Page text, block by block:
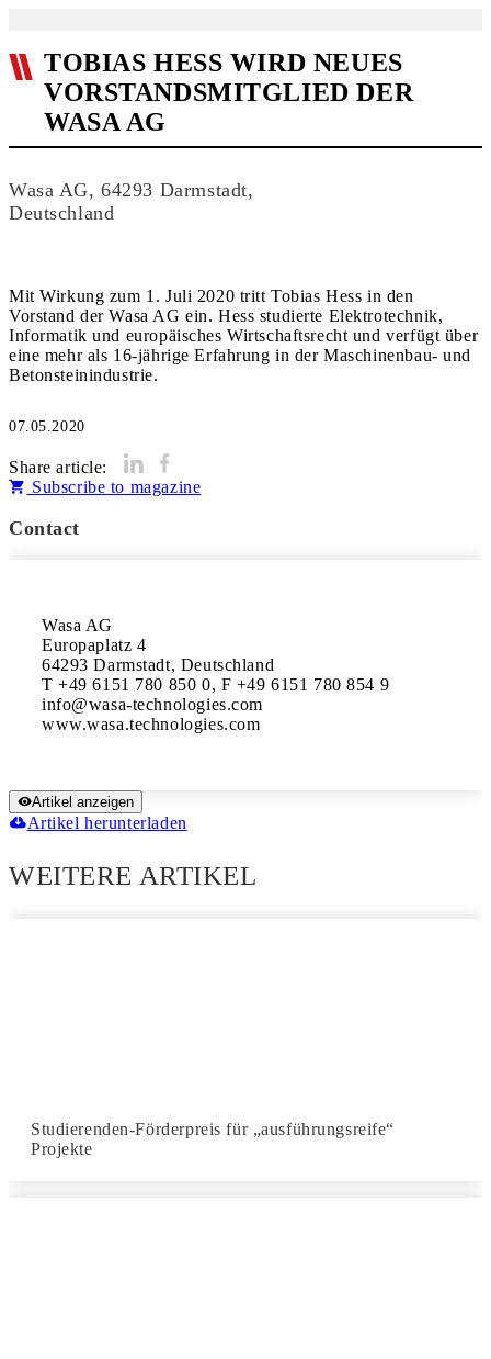
TOBIAS HESS WIRD NEUES
VORSTANDSMITGLIED DER
WASA AG
Wasa AG, 64293 Darmstadt,
Deutschland
Mit Wirkung zum 1. Juli 2020 tritt Tobias Hess in den
Vorstand der Wasa AG ein. Hess studierte Elektrotechnik,
Informatik und europäisches Wirtschaftsrecht und verfügt über
eine mehr als 16-jährige Erfahrung in der Maschinenbau- und
Betonsteinindustrie.
07.05.2020
Share article:
Subscribe to magazine
Contact
Wasa AG
Europaplatz 4
64293 Darmstadt, Deutschland
T +49 6151 780 850 0, F +49 6151 780 854 9
info@wasa-technologies.com
www.wasa.technologies.com
Artikel anzeigen
Artikel herunterladen
WEITERE ARTIKEL
Studierenden-Förderpreis für „ausführungsreife“
Projekte